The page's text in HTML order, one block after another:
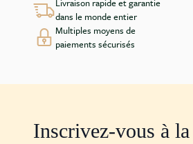
Livraison rapide et garantie
dans le monde entier
Multiples moyens de
paiements sécurisés
Inscrivez-vous à la